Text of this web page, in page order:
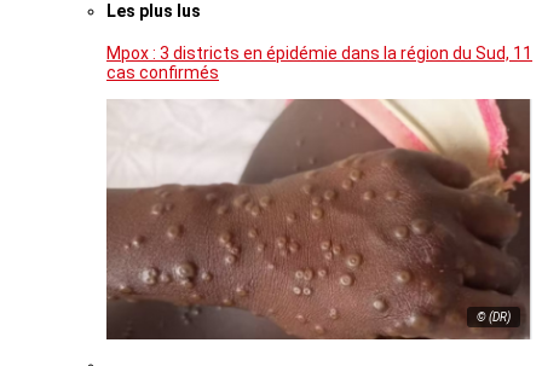
Les plus lus
Mpox : 3 districts en épidémie dans la région du Sud, 11
cas confirmés
© (DR)